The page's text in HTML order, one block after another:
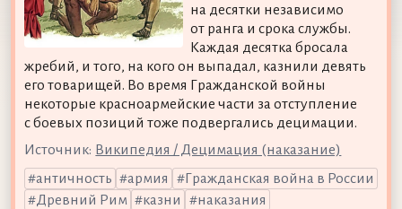
на десятки независимо
от ранга и срока службы.
Каждая десятка бросала
жребий, и того, на кого он выпадал, казнили девять
его товарищей. Во время Гражданской войны
некоторые красноармейские части за отступление
с боевых позиций тоже подвергались децимации.
Источник: Википедия / Децимация (наказание)
античность
армия
Гражданская война в России
Древний Рим
казни наказания